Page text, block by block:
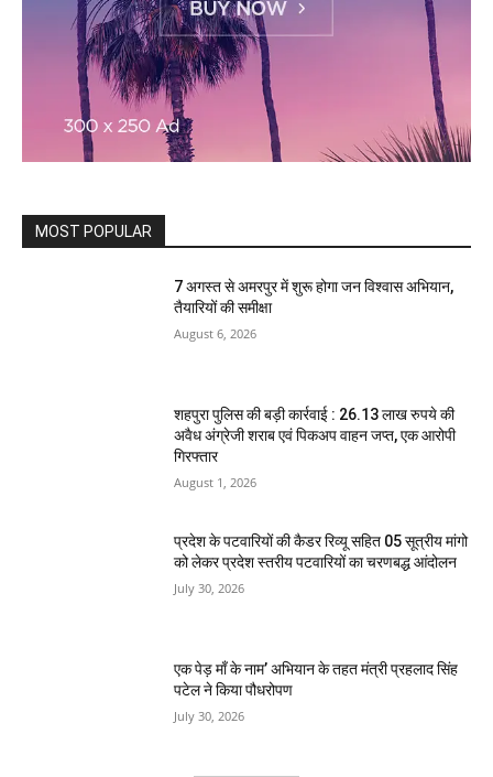
MOST POPULAR
7 अगस्त से अमरपुर में शुरू होगा जन विश्वास अभियान,
तैयारियों की समीक्षा
August 6, 2026
शहपुरा पुलिस की बड़ी कार्रवाई : 26.13 लाख रुपये की
अवैध अंग्रेजी शराब एवं पिकअप वाहन जप्त, एक आरोपी
गिरफ्तार
August 1, 2026
प्रदेश के पटवारियों की कैडर रिव्यू सहित 05 सूत्रीय मांगो
को लेकर प्रदेश स्तरीय पटवारियों का चरणबद्ध आंदोलन
July 30, 2026
एक पेड़ माँ के नाम’ अभियान के तहत मंत्री प्रहलाद सिंह
पटेल ने किया पौधरोपण
July 30, 2026